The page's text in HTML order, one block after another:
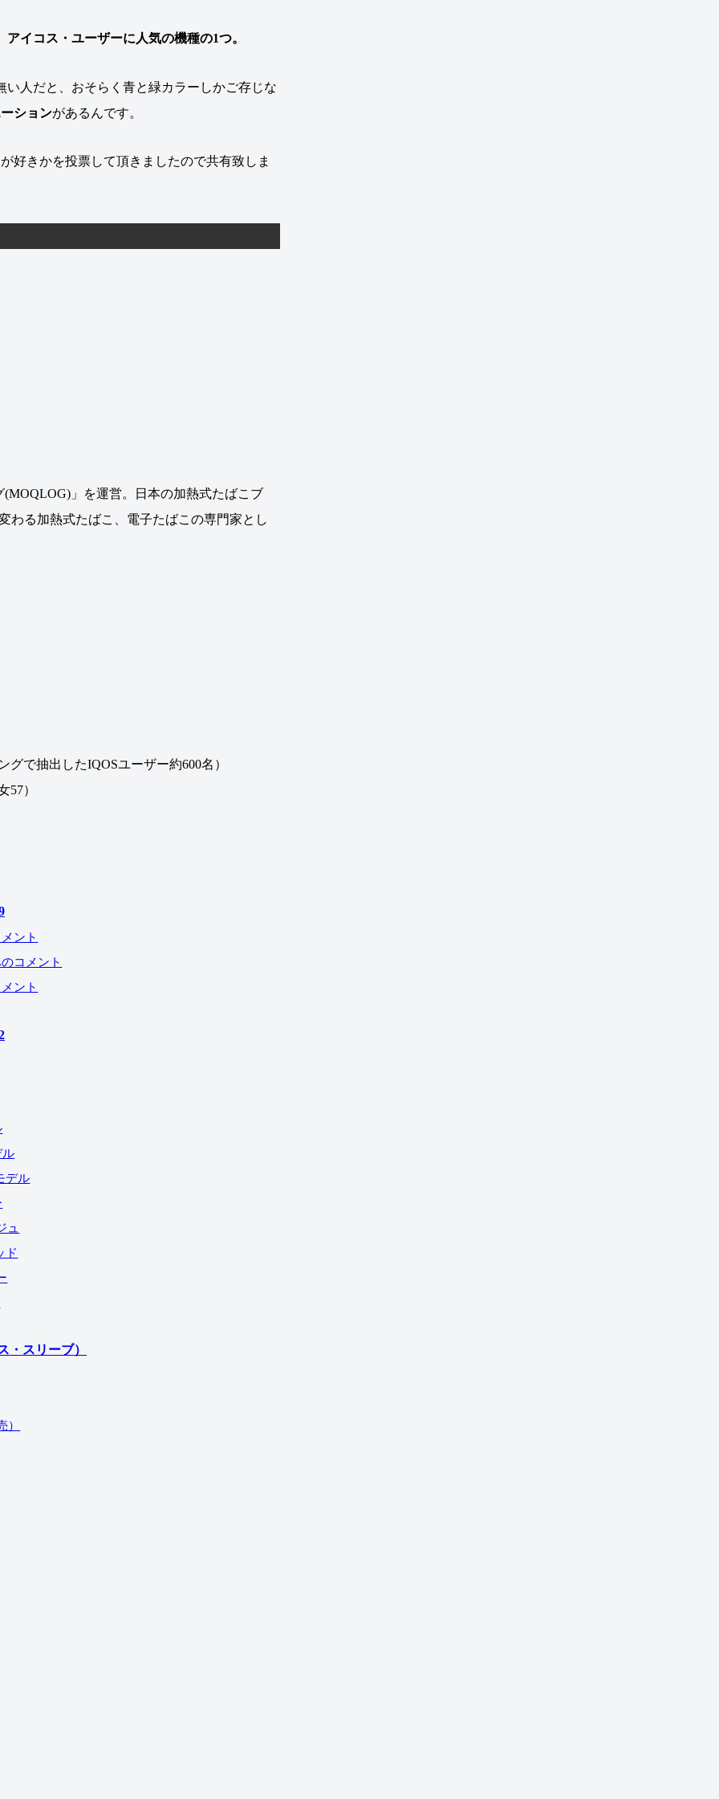
イコス・ユーザーに人気の機種の1つ。
人だと、おそらく青と緑カラーしかご存じな
ションがあるんです。
好きかを投票して頂きましたので共有致しま
」を運営。日本の加熱式たばこブ
わる加熱式たばこ、電子たばこの専門家とし
で抽出したIQOSユーザー約600名）
57）
ント
コメント
ント
ル
デル
ュ
ド
・スリーブ）